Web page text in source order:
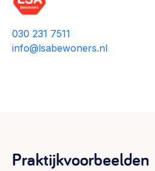
030 231 7511
info@lsabewoners.nl
Praktijkvoorbeelden